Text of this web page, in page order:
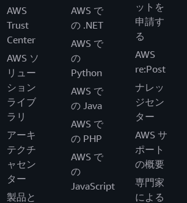
AWS
Trust
Center
AWS ソ
リュー
ション
ライブ
ラリ
アーキ
テクチ
ャセン
ター
製品と
AWS で
の .NET
AWS で
の
Python
AWS で
の Java
AWS で
の PHP
AWS で
の
JavaScript
ットを
申請す
る
AWS
re:Post
ナレッ
ジセン
ター
AWS サ
ポート
の概要
専門家
による